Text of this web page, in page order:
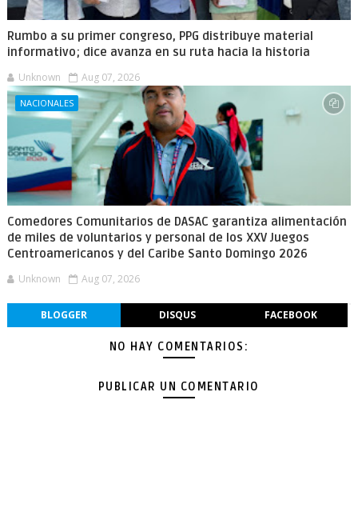
Rumbo a su primer congreso, PPG distribuye material
informativo; dice avanza en su ruta hacia la historia
Unknown Aug 07, 2026
NACIONALES
Comedores Comunitarios de DASAC garantiza alimentación
de miles de voluntarios y personal de los XXV Juegos
Centroamericanos y del Caribe Santo Domingo 2026
Unknown Aug 07, 2026
BLOGGER DISQUS FACEBOOK
NO HAY COMENTARIOS:
PUBLICAR UN COMENTARIO